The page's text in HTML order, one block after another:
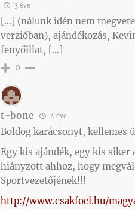
3 éve
[…] (nálunk idén nem
verzióban), ajándékozás,
fenyőillat, […]
0
t-bone 4 éve
Boldog karácsonyt, kellemes
Egy kis ajándék, egy kis siker
hiányzott ahhoz, hogy
Sportvezetőjének!!!
http://www.csakfoci.hu/